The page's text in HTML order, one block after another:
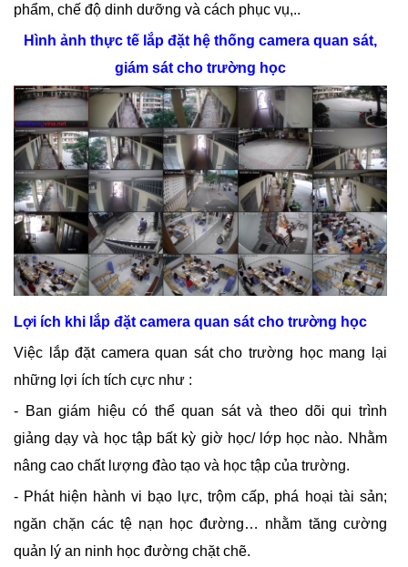
phẩm, chế độ dinh dưỡng và cách phục vụ,..
Hình ảnh thực tế lắp đặt hệ thống camera quan sát,
giám sát cho trường học
Lợi ích khi lắp đặt camera quan sát cho trường học
Việc lắp đặt camera quan sát cho trường học mang lại
những lợi ích tích cực như :
- Ban giám hiệu có thể quan sát và theo dõi qui trình
giảng dạy và học tập bất kỳ giờ học/ lớp học nào. Nhằm
nâng cao chất lượng đào tạo và học tập của trường.
- Phát hiện hành vi bạo lực, trộm cấp, phá hoại tài sản;
ngăn chặn các tệ nạn học đường… nhằm tăng cường
quản lý an ninh học đường chặt chẽ.